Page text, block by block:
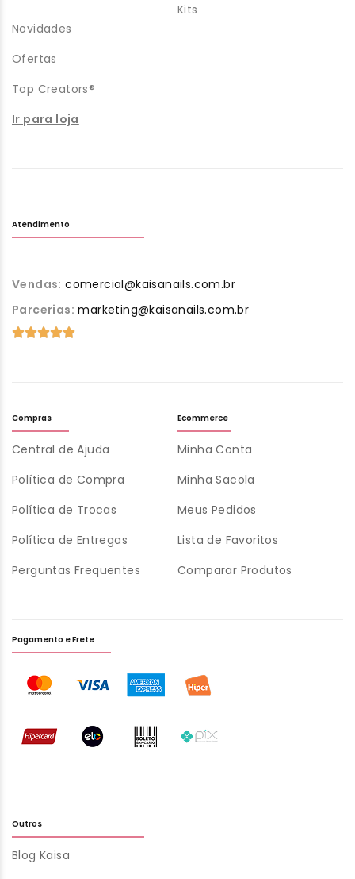
Kits
Novidades
Ofertas
Top Creators®
Ir para loja
Atendimento
Vendas: comercial@kaisanails.com.br
Parcerias: marketing@kaisanails.com.br
Compras
Central de Ajuda
Política de Compra
Política de Trocas
Política de Entregas
Perguntas Frequentes
Ecommerce
Minha Conta
Minha Sacola
Meus Pedidos
Lista de Favoritos
Comparar Produtos
Outros
Blog Kaisa
Pagamento e Frete